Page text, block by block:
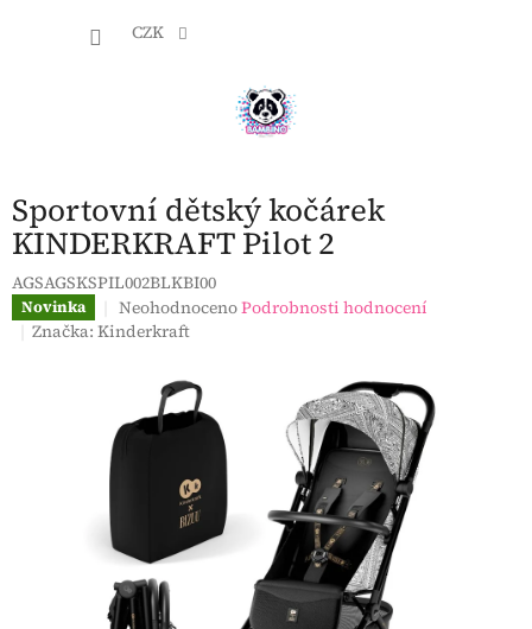
CZK
Sportovní dětský kočárek
KINDERKRAFT Pilot 2
AGSAGSKSPIL002BLKBI00
Novinka
Průměrné
hodnocení
z
NeohodnocenoPodrobnosti hodnocení
Značka:Kinderkraft